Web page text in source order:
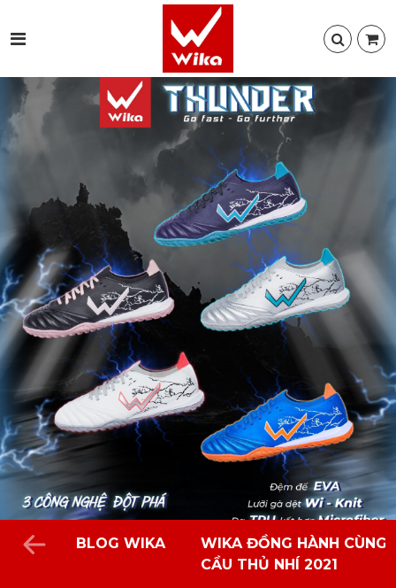
BLOG WIKA
WIKA ĐỒNG HÀNH CÙNG
CẦU THỦ NHÍ 2021